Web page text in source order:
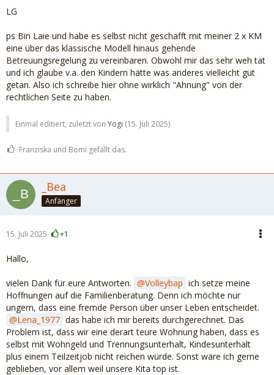
LG
ps Bin Laie und habe es selbst nicht geschafft mit meiner 2 x KM
eine über das klassische Modell hinaus gehende
Betreuungsregelung zu vereinbaren. Obwohl mir das sehr weh tat
und ich glaube v.a. den Kindern hätte was anderes vielleicht gut
getan. Also ich schreibe hier ohne wirklich "Ahnung" von der
rechtlichen Seite zu haben.
Einmal editiert, zuletzt von Yogi (15. Juli 2025)
Franziska und Bomi gefällt das.
_Bea
Anfänger
15. Juli 2025 +1
Hallo,
vielen Dank für eure Antworten. Volleybap ich setze meine
Hoffnungen auf die Familienberatung. Denn ich möchte nur
ungern, dass eine fremde Person über unser Leben entscheidet.
Lena_1977 das habe ich mir bereits durchgerechnet. Das
Problem ist, dass wir eine derart teure Wohnung haben, dass es
selbst mit Wohngeld und Trennungsunterhalt, Kindesunterhalt
plus einem Teilzeitjob nicht reichen würde. Sonst wäre ich gerne
geblieben, vor allem weil unsere Kita top ist.